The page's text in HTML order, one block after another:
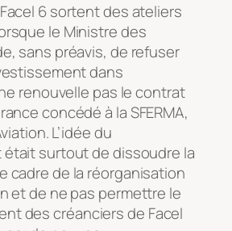
6 sortent des ateliers
le Ministre des
sans préavis, de refuser
dans
renouvelle pas le contrat
concédé à la SFERMA,
L’idée du
surtout de dissoudre la
cadre de la réorganisation
et de ne pas permettre le
des créanciers de Facel